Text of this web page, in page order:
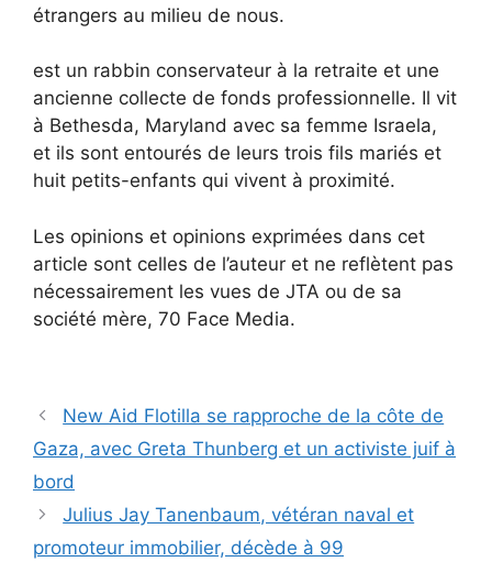
étrangers au milieu de nous.
est un rabbin conservateur à la retraite et une
ancienne collecte de fonds professionnelle. Il vit
à Bethesda, Maryland avec sa femme Israela,
et ils sont entourés de leurs trois fils mariés et
huit petits-enfants qui vivent à proximité.
Les opinions et opinions exprimées dans cet
article sont celles de l’auteur et ne reflètent pas
nécessairement les vues de JTA ou de sa
société mère, 70 Face Media.
New Aid Flotilla se rapproche de la côte de
Gaza, avec Greta Thunberg et un activiste juif à
bord
Julius Jay Tanenbaum, vétéran naval et
promoteur immobilier, décède à 99